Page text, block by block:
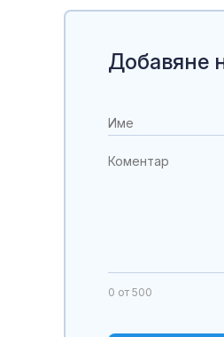
Добавяне
0 от 500